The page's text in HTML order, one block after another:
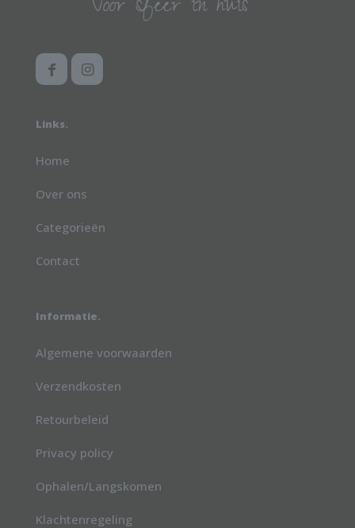
Links.
Home
Over ons
Categorieën
Contact
Informatie.
Algemene voorwaarden
Verzendkosten
Retourbeleid
Privacy policy
Ophalen/Langskomen
Klachtenregeling